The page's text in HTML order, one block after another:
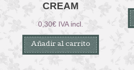
CREAM
0,30€ IVA incl.
Añadir al carrito